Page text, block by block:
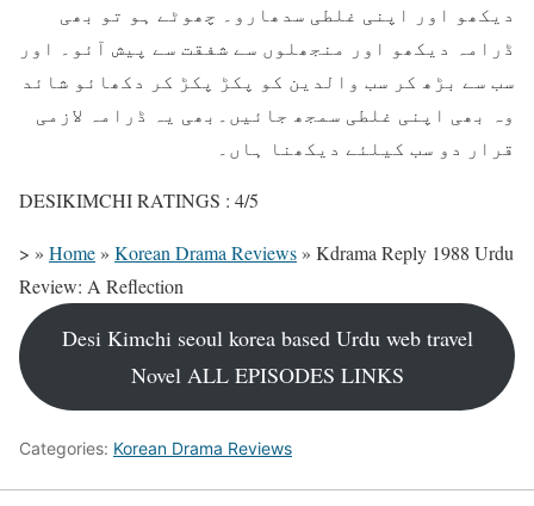
دیکھو اور اپنی غلطی سدھارو۔ چھوٹے ہو تو بھی
ڈرامہ دیکھو اور منجھلوں سے شفقت سے پیش آئو۔ اور
سب سے بڑھ کر سب والدین کو پکڑ پکڑ کر دکھائو شائد
وہ بھی اپنی غلطی سمجھ جائیں۔بھی یہ ڈرامہ لازمی
قرار دو سب کیلئے دیکھنا ہاں۔
DESIKIMCHI RATINGS : 4/5
> » Home » Korean Drama Reviews » Kdrama Reply 1988 Urdu
Review: A Reflection
Desi Kimchi seoul korea based Urdu web travel
Novel ALL EPISODES LINKS
Categories: Korean Drama Reviews